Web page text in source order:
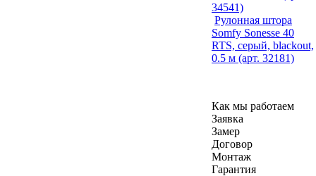
34541)
Рулонная штора
Somfy Sonesse 40
RTS, серый, blackout,
0.5 м (арт. 32181)
Как мы работаем
Заявка
Замер
Договор
Монтаж
Гарантия